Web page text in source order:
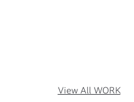
View All WORK